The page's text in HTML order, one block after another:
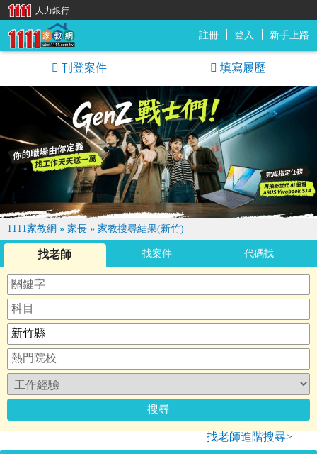
註冊 登入 新手上路
刊登案件 填寫履歷
1111家教網 » 家長 » 家教搜尋結果(新竹)
找老師 找案件 代碼找
找老師進階搜尋>
人力銀行